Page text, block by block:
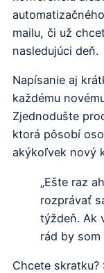
mailu, či už
nasledujúci deň.
Napísanie aj
každému
Zjednodušte
ktorá pôsobí
akýkoľvek nový
„Ešte raz
rozprávať
týždeň. Ak
rád by som
Chcete